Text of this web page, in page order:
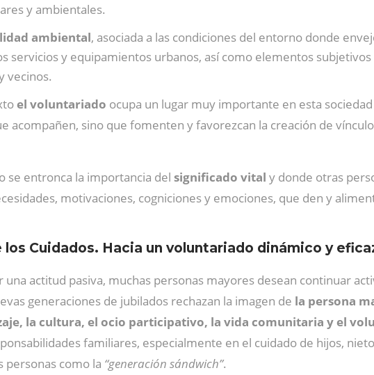
y ambientales.
ambiental, asociada a las condiciones del entorno donde
servicios y equipamientos urbanos, así como elementos
vecinos.
el voluntariado ocupa un lugar muy importante en esta
acompañen, sino que fomenten y favorezcan la creación de
se entronca la importancia del significado vital y donde otras
motivaciones, cogniciones y emociones, que den y
los Cuidados. Hacia un voluntariado dinámico y
una actitud pasiva, muchas personas mayores desean continuar
generaciones de jubilados rechazan la imagen de la persona
la cultura, el ocio participativo, la vida comunitaria y el
familiares, especialmente en el cuidado de hijos,
personas como la “generación sándwich”.